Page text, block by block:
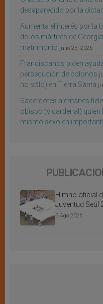
desaparecido por la
Aumenta el interés por la
de los mártires de
matrimonio julio 25, 2026
Franciscanos piden
persecución de colonos
no sólo) en Tierra Santa
Sacerdotes alemanes
obispo (y cardenal) quien
mismo sexo en
Himno oficial
Juventud Seúl
3 Ago 2026